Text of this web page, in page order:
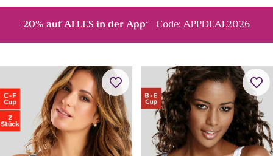
20% auf ALLES in der App² | Code: APPDEAL2026